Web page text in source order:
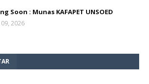
Soon : Munas KAFAPET UNSOED
09, 2026